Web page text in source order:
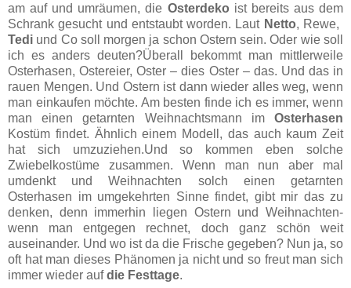
am auf und umräumen, die Osterdeko ist bereits aus dem
Schrank gesucht und entstaubt worden. Laut ­ Netto, Rewe, ­
Tedi und Co soll morgen ja schon Ostern sein. Oder wie soll
ich es anders deuten?Überall bekommt man mittlerweile
Osterhasen, Ostereier, Oster – dies Oster – das. Und das in
rauen Mengen. Und Ostern ist dann wieder alles weg, wenn
man einkaufen möchte. Am besten finde ich es immer, wenn
man einen getarnten Weihnachtsmann im Osterhasen
Kostüm findet. Ähnlich einem Modell, ­das auch kaum Zeit
hat sich umzuziehen.Und so kommen eben solche
Zwiebelkostüme zusammen. Wenn man nun aber mal
umdenkt und Weihnachten solch einen getarnten
Osterhasen im umgekehrten Sinne findet, gibt mir das zu
denken, denn immerhin liegen Ostern und Weihnachten-
wenn man entgegen rechnet, doch ganz schön weit
auseinander. Und wo ist da die Frische gegeben? Nun ja, so
oft hat man dieses Phänomen ja nicht und so freut man sich
immer wieder aufdie Festtage.